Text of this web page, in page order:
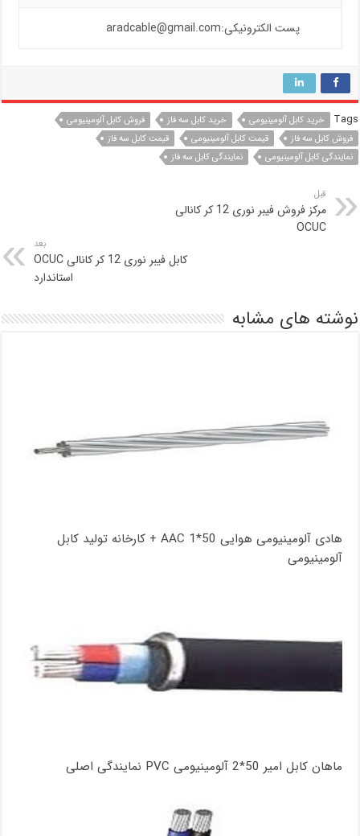
پست الکترونیکی:aradcable@gmail.com
Tags خرید کابل آلومینیومی خرید کابل سه فاز
فروش کابل آلومینیومی
فروش کابل سه فاز
قیمت کابل آلومینیومی
قیمت کابل سه فاز
نمایندگی کابل آلومینیومی
نمایندگی کابل سه فاز
قبل
مرکز فروش فیبر نوری 12 کر کانالی
OCUC
بعد
کابل فیبر نوری 12 کر کانالی OCUC
استاندارد
نوشته های مشابه
هادی آلومینیومی هوایی 50*1 AAC + کارخانه تولید کابل
آلومینیومی
ماهان کابل امیر 50*2 آلومینیومی PVC نمایندگی اصلی